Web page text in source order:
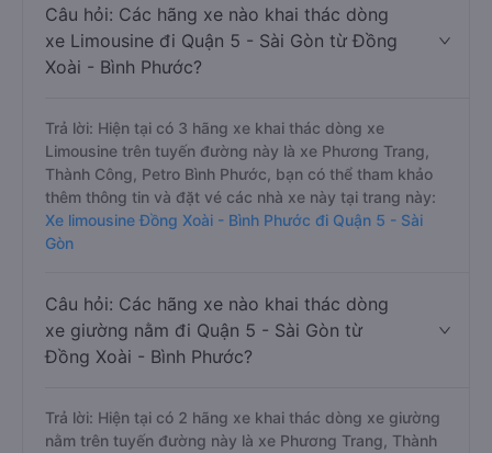
Câu hỏi: Các hãng xe nào khai thác dòng
xe Limousine đi Quận 5 - Sài Gòn từ Đồng
Xoài - Bình Phước?
Trả lời: Hiện tại có 3 hãng xe khai thác dòng xe
Limousine trên tuyến đường này là xe Phương Trang,
Thành Công, Petro Bình Phước, bạn có thể tham khảo
thêm thông tin và đặt vé các nhà xe này tại trang này:
Xe limousine Đồng Xoài - Bình Phước đi Quận 5 - Sài
Gòn
Câu hỏi: Các hãng xe nào khai thác dòng
xe giường nằm đi Quận 5 - Sài Gòn từ
Đồng Xoài - Bình Phước?
Trả lời: Hiện tại có 2 hãng xe khai thác dòng xe giường
nằm trên tuyến đường này là xe Phương Trang, Thành